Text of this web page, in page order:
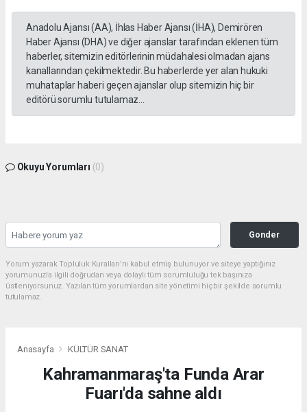
Anadolu Ajansı (AA), İhlas Haber Ajansı (İHA), Demirören
Haber Ajansı (DHA) ve diğer ajanslar tarafından eklenen tüm
haberler, sitemizin editörlerinin müdahalesi olmadan ajans
kanallarından çekilmektedir. Bu haberlerde yer alan hukuki
muhataplar haberi geçen ajanslar olup sitemizin hiç bir
editörü sorumlu tutulamaz...
Okuyu Yorumları (0)
Gonder
Yorum yazarak Topluluk Kuralları’nı kabul etmiş bulunuyor ve siteye yaptığınız
yorumunuzla ilgili doğrudan veya dolaylı tüm sorumluluğu tek başınıza
üstleniyorsunuz. Yazılan tüm yorumlardan site yönetimi hiçbir şekilde sorumlu
tutulamaz.
Anasayfa KÜLTÜR SANAT
Kahramanmaraş'ta Funda Arar
Fuarı'da sahne aldı